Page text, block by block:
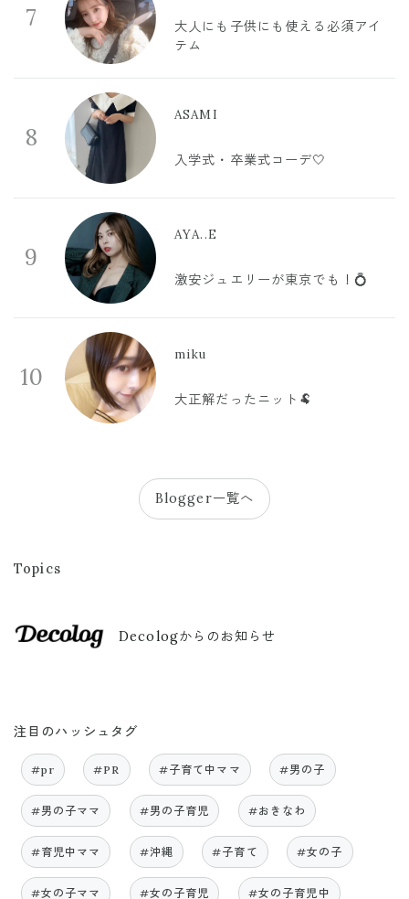
7
大人にも子供にも使える必須アイ
テム
8
ASAMI
入学式・卒業式コーデ🤍
9
AYA..E
激安ジュエリーが東京でも！💍
10
miku
大正解だったニット🐏
Blogger一覧へ
Topics
Decologからのお知らせ
注目のハッシュタグ
#pr #PR #子育て中ママ #男の子
#男の子ママ #男の子育児 #おきなわ
#育児中ママ #沖縄 #子育て #女の子
#女の子ママ #女の子育児 #女の子育児中